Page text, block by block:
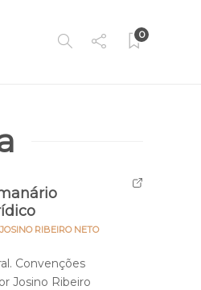
0
RIBEIRO NETO
Convenções
Josino Ribeiro